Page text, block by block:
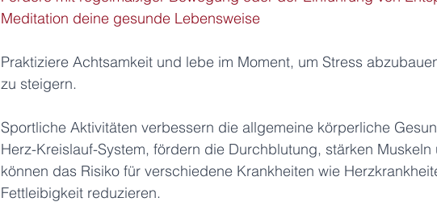
Meditation deine gesunde Lebensweise
Praktiziere Achtsamkeit und lebe im Moment, um Stress
zu steigern.
Sportliche Aktivitäten verbessern die allgemeine körperliche
Herz-Kreislauf-System, fördern die Durchblutung, stärken
können das Risiko für verschiedene Krankheiten wie
Fettleibigkeit reduzieren.